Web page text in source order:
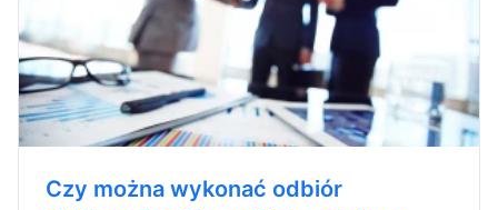
Czy można wykonać odbiór